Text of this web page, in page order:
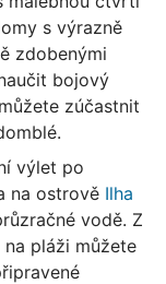
s výrazně
zdobenými
bojový
zúčastnit
výlet po
na ostrově Ilha
vodě. Z
pláži můžete